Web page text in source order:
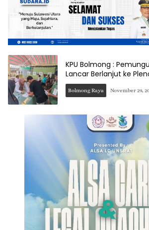
KPU Bolmong :
Lancar Berlanjut ke
Bolmong Raya November 29,